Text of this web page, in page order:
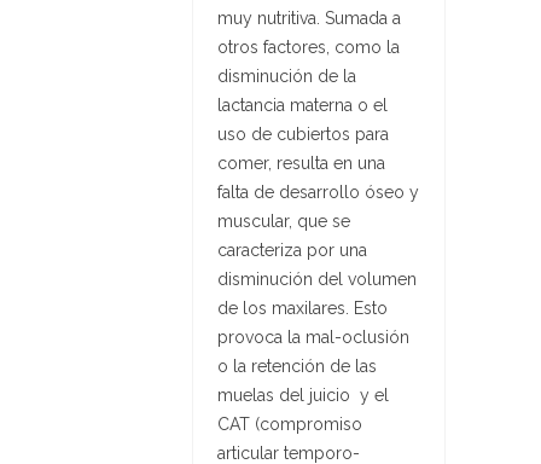
muy nutritiva. Sumada a
otros factores, como la
disminución de la
lactancia materna o el
uso de cubiertos para
comer, resulta en una
falta de desarrollo óseo y
muscular, que se
caracteriza por una
disminución del volumen
de los maxilares. Esto
provoca la mal-oclusión
o la retención de las
muelas del juicio y el
CAT (compromiso
articular temporo-